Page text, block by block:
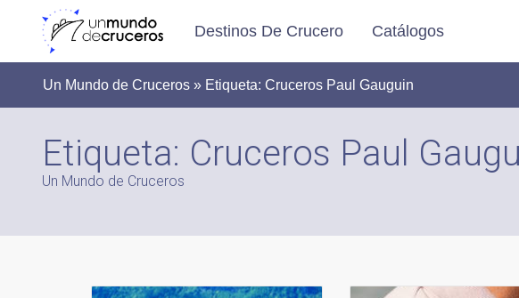
Destinos De Crucero Catálogos
Un Mundo de Cruceros » Etiqueta: Cruceros Paul Gauguin
Etiqueta: Cruceros Paul
Un Mundo de Cruceros